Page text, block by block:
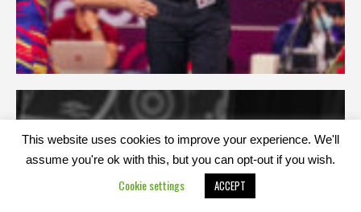
This website uses cookies to improve your experience. We'll
assume you're ok with this, but you can opt-out if you wish.
Cookie settings ACCEPT